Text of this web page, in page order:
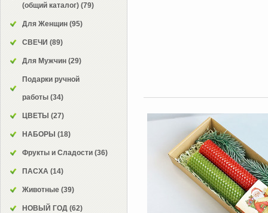
(общий каталог) (79)
Для Женщин (95)
СВЕЧИ (89)
Для Мужчин (29)
Подарки ручной
работы (34)
ЦВЕТЫ (27)
НАБОРЫ (18)
Фрукты и Сладости (36)
ПАСХА (14)
Животные (39)
НОВЫЙ ГОД (62)